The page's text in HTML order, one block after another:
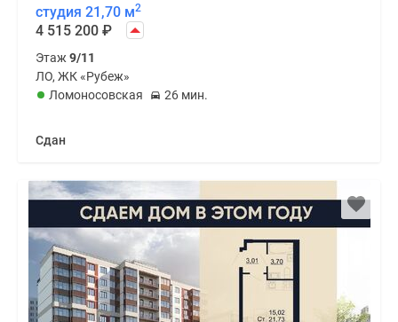
студия 21,70 м2
4 515 200 ₽
Этаж 9/11
ЛО, ЖК «Рубеж»
Ломоносовская
26 мин.
Сдан